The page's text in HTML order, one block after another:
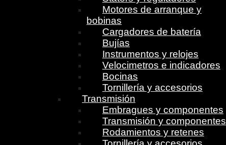
Motores de arranque y
bobinas
Cargadores de batería
Bujías
Instrumentos y relojes
Velocimetros e indicadores
Bocinas
Tornillería y accesorios
Transmisión
Embragues y componentes
Transmisión y componentes
Rodamientos y retenes